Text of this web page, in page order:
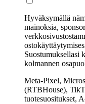
Hyväksymällä
mainoksia,
Suostumuksellasi
kolmannen
Meta-Pixel,
(RTBHouse),
tuotesuositukset,